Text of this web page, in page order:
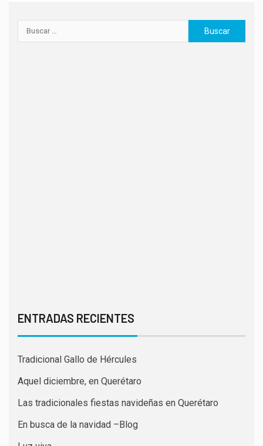
ENTRADAS RECIENTES
Tradicional Gallo de Hércules
Aquel diciembre, en Querétaro
Las tradicionales fiestas navideñas en Querétaro
En busca de la navidad –Blog